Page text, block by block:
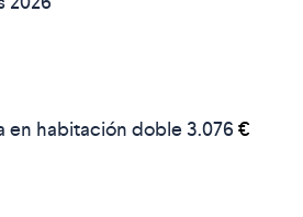
en habitación doble3.076 €